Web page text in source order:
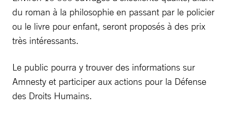
du roman à la philosophie en passant par le policier
ou le livre pour enfant, seront proposés à des prix
très intéressants.
Le public pourra y trouver des informations sur
Amnesty et participer aux actions pour la Défense
des Droits Humains.